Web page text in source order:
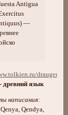
Antigua
—
drauger/
древний язык
написания:
Qendya,